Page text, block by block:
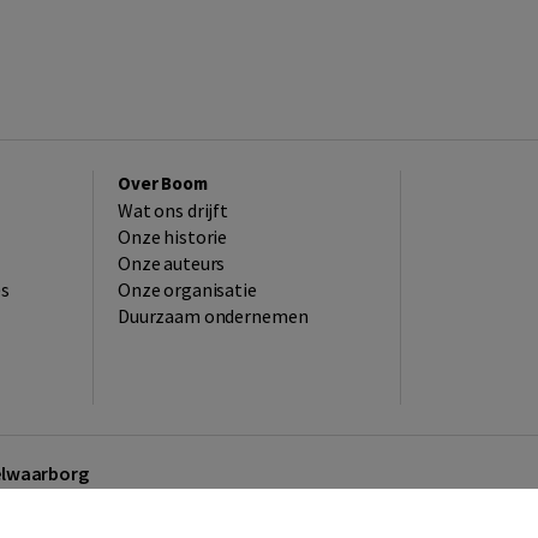
Over Boom
Wat ons drijft
Onze historie
Onze auteurs
Onze organisatie
Duurzaam ondernemen